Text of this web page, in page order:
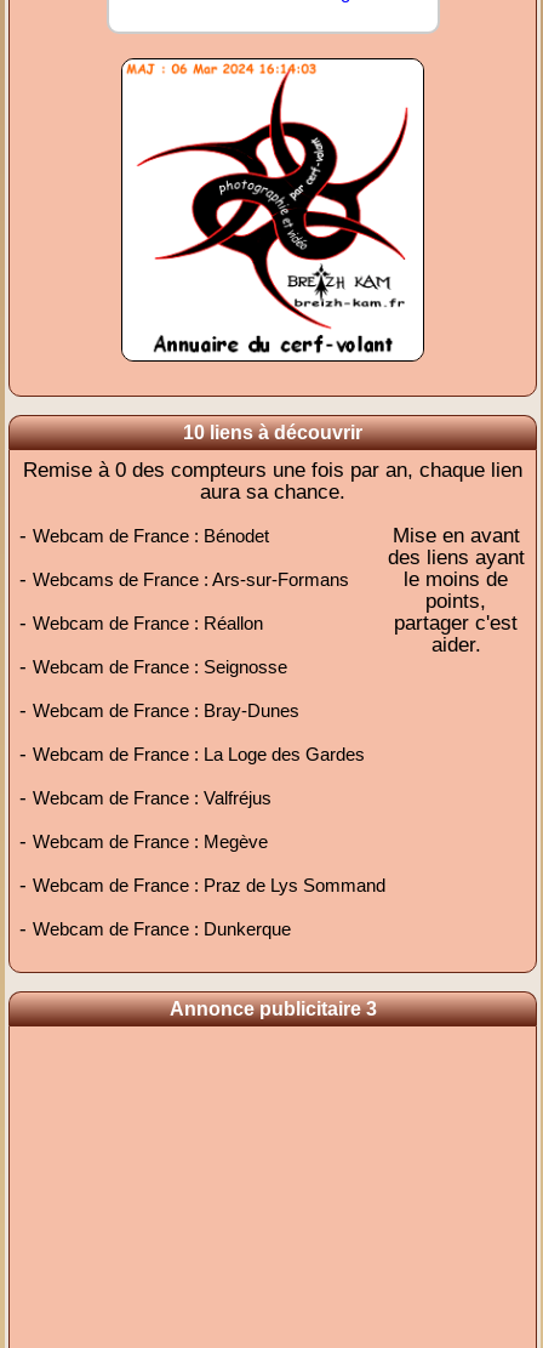
10 liens à découvrir
Remise à 0 des compteurs une fois par an, chaque lien
aura sa chance.
-Webcam de France : Bénodet
-Webcams de France : Ars-sur-Formans
-Webcam de France : Réallon
-Webcam de France : Seignosse
-Webcam de France : Bray-Dunes
-Webcam de France : La Loge des Gardes
-Webcam de France : Valfréjus
-Webcam de France : Megève
-Webcam de France : Praz de Lys Sommand
-Webcam de France : Dunkerque
Mise en avant
des liens ayant
le moins de
points,
partager c'est
aider.
Annonce publicitaire 3